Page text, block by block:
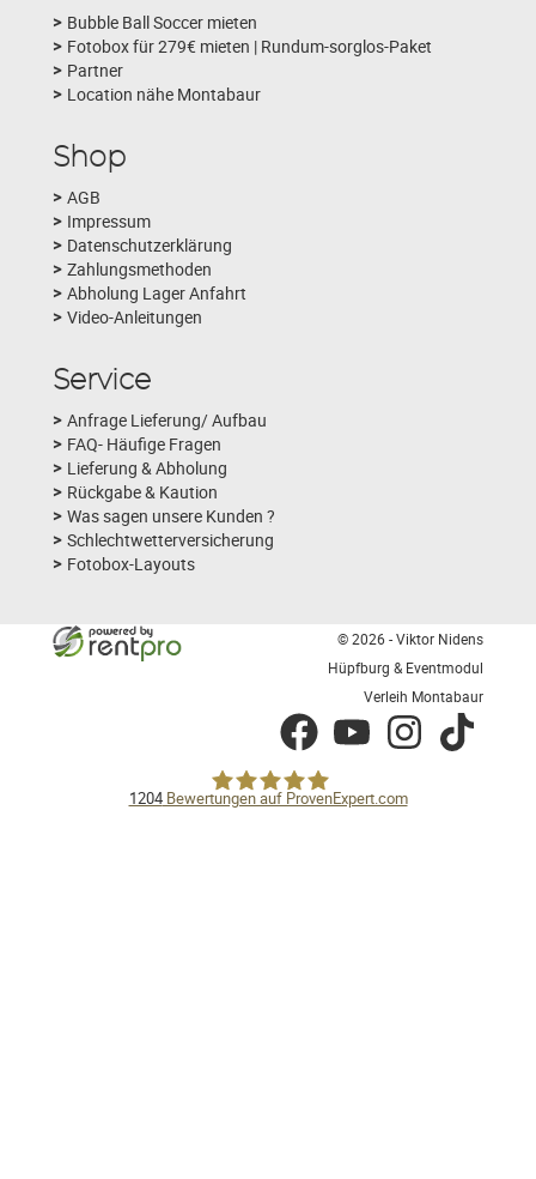
Bubble Ball Soccer mieten
Fotobox für 279€ mieten | Rundum-sorglos-Paket
Partner
Location nähe Montabaur
Shop
AGB
Impressum
Datenschutzerklärung
Zahlungsmethoden
Abholung Lager Anfahrt
Video-Anleitungen
Service
Anfrage Lieferung/ Aufbau
FAQ- Häufige Fragen
Lieferung & Abholung
Rückgabe & Kaution
Was sagen unsere Kunden ?
Schlechtwetterversicherung
Fotobox-Layouts
© 2026 - Viktor Nidens
Hüpfburg & Eventmodul
Verleih Montabaur
facebookyoutube instagramtiktok
1204Bewertungen auf ProvenExpert.com